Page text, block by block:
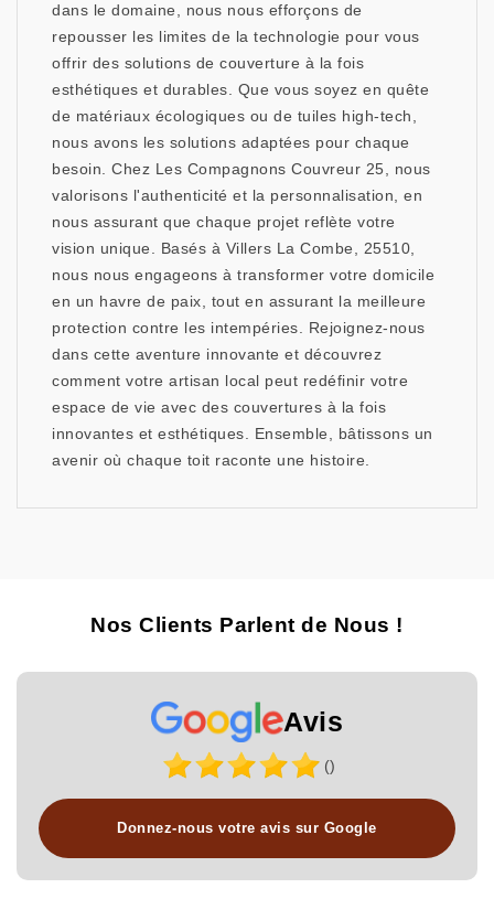
dans le domaine, nous nous efforçons de
repousser les limites de la technologie pour vous
offrir des solutions de couverture à la fois
esthétiques et durables. Que vous soyez en quête
de matériaux écologiques ou de tuiles high-tech,
nous avons les solutions adaptées pour chaque
besoin. Chez Les Compagnons Couvreur 25, nous
valorisons l'authenticité et la personnalisation, en
nous assurant que chaque projet reflète votre
vision unique. Basés à Villers La Combe, 25510,
nous nous engageons à transformer votre domicile
en un havre de paix, tout en assurant la meilleure
protection contre les intempéries. Rejoignez-nous
dans cette aventure innovante et découvrez
comment votre artisan local peut redéfinir votre
espace de vie avec des couvertures à la fois
innovantes et esthétiques. Ensemble, bâtissons un
avenir où chaque toit raconte une histoire.
Nos Clients Parlent de Nous !
Avis
()
Donnez-nous votre avis sur Google